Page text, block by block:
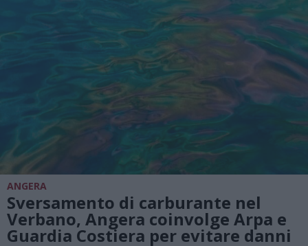
ANGERA
Sversamento di carburante nel
Verbano, Angera coinvolge Arpa e
Guardia Costiera per evitare danni